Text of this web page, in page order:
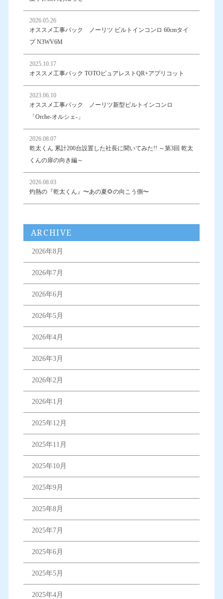
2026.05.26
オススメ工事パック ノーリツ ビルトインコンロ 60cmタイ
プ N3WV6M
2025.10.17
オススメ工事パック TOTOピュアレストQR+アプリコット
2023.06.10
オススメ工事パック ノーリツ新型ビルトインコンロ
「Orche-オルシェ-」
2026.08.07
乾太くん 累計200台設置した社長に聞いてみた!! ～第3回 乾太
くんの扉の向き編～
2026.08.03
灼熱の『乾太くん』〜あの夏🌻の向こう側〜
ARCHIVE
2026年8月
2026年7月
2026年6月
2026年5月
2026年4月
2026年3月
2026年2月
2026年1月
2025年12月
2025年11月
2025年10月
2025年9月
2025年8月
2025年7月
2025年6月
2025年5月
2025年4月